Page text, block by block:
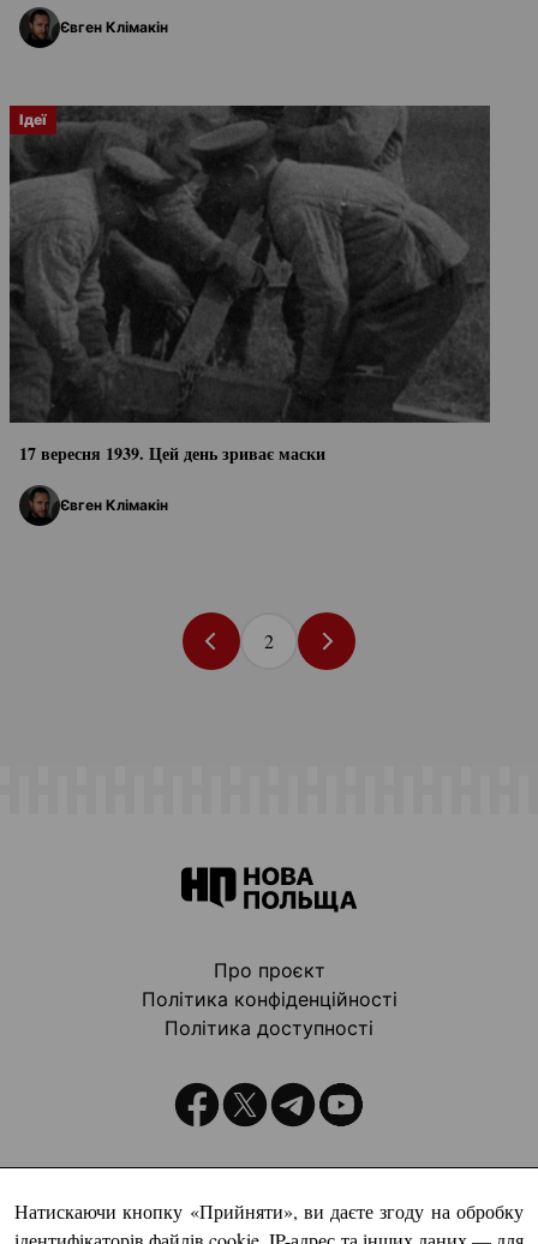
Євген Клімакін
Ідеї
17 вересня 1939. Цей день зриває маски
Євген Клімакін
2
Натискаючи кнопку «Прийняти», ви даєте згоду на обробку
Про проєкт
Політика конфіденційності
Політика доступності